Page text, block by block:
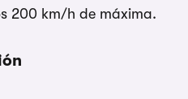
200 km/h de máxima.